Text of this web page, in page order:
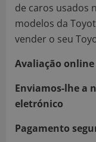
de caros usados
modelos da
vender o seu
Avaliação
Enviamos-lhe a
eletrónico
Pagamento